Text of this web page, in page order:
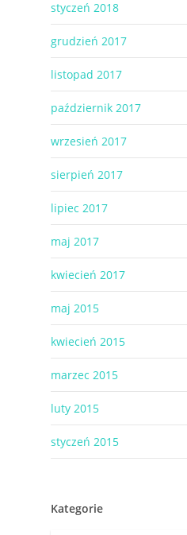
styczeń 2018
grudzień 2017
listopad 2017
październik 2017
wrzesień 2017
sierpień 2017
lipiec 2017
maj 2017
kwiecień 2017
maj 2015
kwiecień 2015
marzec 2015
luty 2015
styczeń 2015
Kategorie